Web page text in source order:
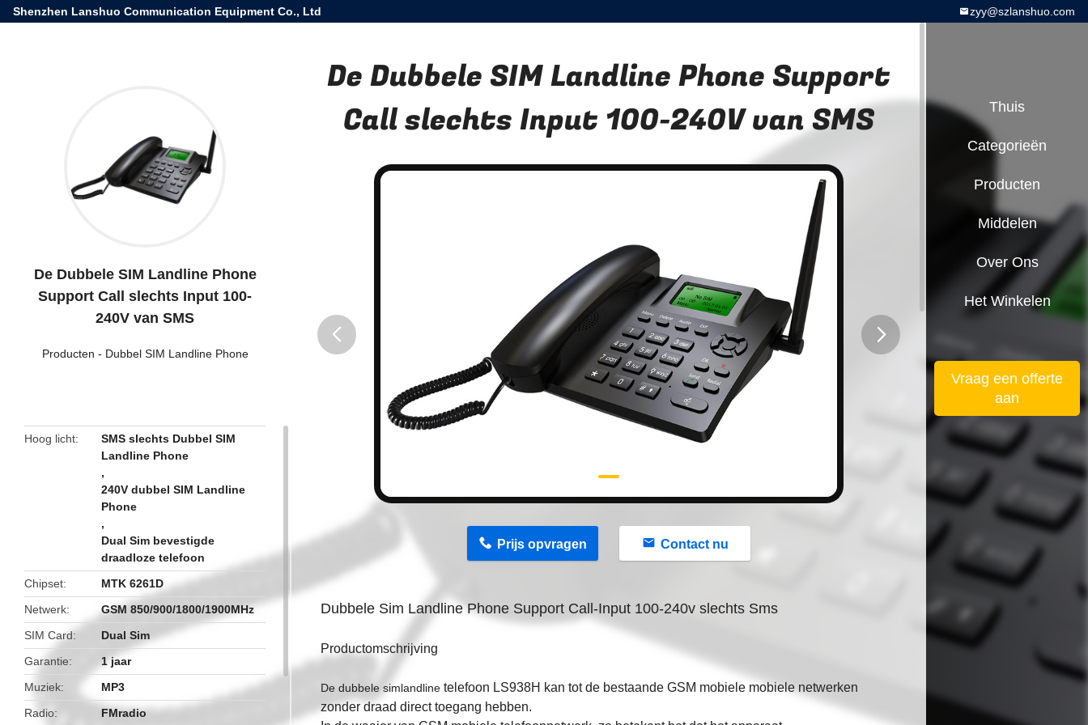
Shenzhen Lanshuo Communication Equipment Co., Ltd zyy@szlanshuo.com
De Dubbele SIM Landline Phone
Support Call slechts Input 100-
240V van SMS
Producten - Dubbel SIM Landline Phone
Hoog licht
SMS slechts Dubbel SIM
Landline Phone
,
240V dubbel SIM Landline
Phone
,
Dual Sim bevestigde
draadloze telefoon
Chipset
MTK 6261D
Netwerk
GSM 850/900/1800/1900MHz
SIM Card
Dual Sim
Garantie
1 jaar
Muziek
MP3
Radio
FMradio
De Dubbele SIM Landline Phone Support
Call slechts Input 100-240V van SMS
Prijs opvragen Contact nu
Dubbele Sim Landline Phone Support Call-Input 100-240v slechts Sms
Productomschrijving
De dubbele simlandline telefoon LS938H kan tot de bestaande GSM mobiele mobiele netwerken
zonder draad direct toegang hebben.
Thuis
Categorieën
Producten
Middelen
Over Ons
Het Winkelen
Vraag een offerte
aan